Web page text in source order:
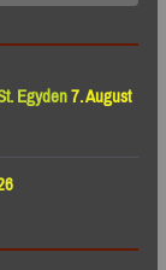
Egyden7. August